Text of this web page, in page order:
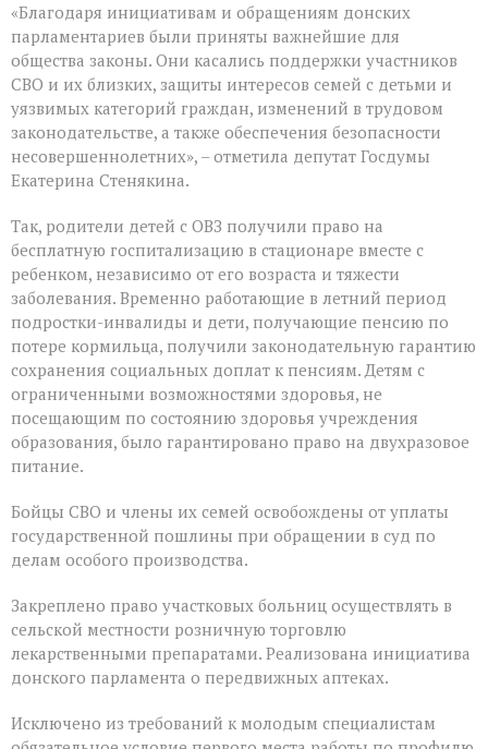
«Благодаря инициативам и обращениям донских
парламентариев были приняты важнейшие для
общества законы. Они касались поддержки участников
СВО и их близких, защиты интересов семей с детьми и
уязвимых категорий граждан, изменений в трудовом
законодательстве, а также обеспечения безопасности
несовершеннолетних», – отметила депутат Госдумы
Екатерина Стенякина.
Так, родители детей с ОВЗ получили право на
бесплатную госпитализацию в стационаре вместе с
ребенком, независимо от его возраста и тяжести
заболевания. Временно работающие в летний период
подростки-инвалиды и дети, получающие пенсию по
потере кормильца, получили законодательную гарантию
сохранения социальных доплат к пенсиям. Детям с
ограниченными возможностями здоровья, не
посещающим по состоянию здоровья учреждения
образования, было гарантировано право на двухразовое
питание.
Бойцы СВО и члены их семей освобождены от уплаты
государственной пошлины при обращении в суд по
делам особого производства.
Закреплено право участковых больниц осуществлять в
сельской местности розничную торговлю
лекарственными препаратами. Реализована инициатива
донского парламента о передвижных аптеках.
Исключено из требований к молодым специалистам